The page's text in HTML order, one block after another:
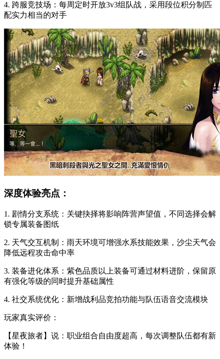
4. 跨服竞技场：每周定时开放3v3组队战，采用段位积分制匹
配实力相当的对手
深度体验亮点：
1. 剧情分支系统：关键抉择将影响阵营声望值，不同选择会解
锁专属装备图纸
2. 天气交互机制：雨天环境可增强水系技能效果，沙尘天气会
降低远程攻击命中率
3. 装备进化体系：紫色品质以上装备可通过材料进阶，保留原
有强化等级的同时提升基础属性
4. 社交系统优化：新增战利品竞拍功能与队伍语音交流模块
玩家真实评价：
【星夜旅者】说：职业组合自由度超高，每次调整队伍都有新
体验！